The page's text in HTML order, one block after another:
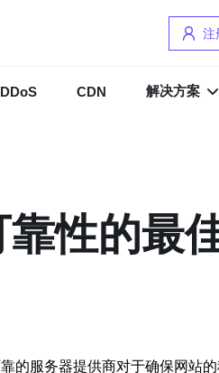
注
DDoS CDN 解决方案
性的最
的服务器提供商对于确保网站